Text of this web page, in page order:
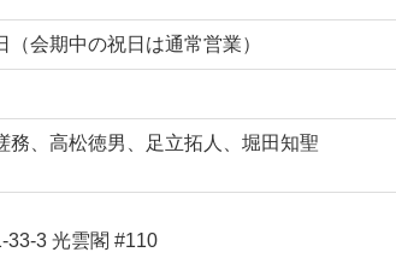
（会期中の祝日は通常営業）
務、高松徳男、足立拓人、堀田知聖
33-3 光雲閣 #110